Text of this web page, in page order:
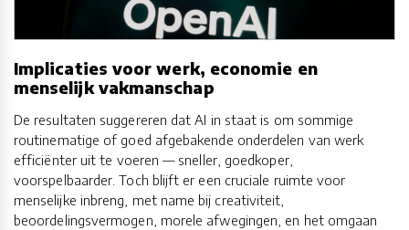
Implicaties voor werk, economie en
menselijk vakmanschap
De resultaten suggereren dat AI in staat is om sommige
routinematige of goed afgebakende onderdelen van werk
efficiënter uit te voeren — sneller, goedkoper,
voorspelbaarder. Toch blijft er een cruciale ruimte voor
menselijke inbreng, met name bij creativiteit,
beoordelingsvermogen, morele afwegingen, en het omgaan